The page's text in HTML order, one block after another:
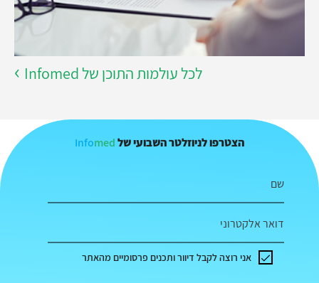
לכל עולמות התוכן של Infomed
הצטרפו לניוזלטר השבועי של Infomed
שם
דואר אלקטרוני
אני רוצה לקבל דיוור ותכנים פרסומיים מהאתר